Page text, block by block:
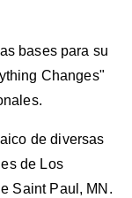
bases para su
Changes"
de diversas
de Los
Saint Paul, MN.